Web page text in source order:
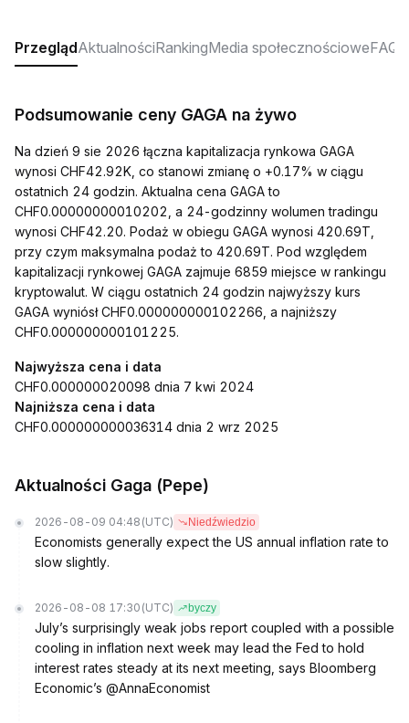
PrzeglądAktualnościRankingMedia społecznościoweFAQ
Podsumowanie ceny GAGA na żywo
Na dzień 9 sie 2026 łączna kapitalizacja rynkowa GAGA
wynosi CHF42.92K, co stanowi zmianę o +0.17% w ciągu
ostatnich 24 godzin. Aktualna cena GAGA to
CHF0.00000000010202, a 24-godzinny wolumen tradingu
wynosi CHF42.20. Podaż w obiegu GAGA wynosi 420.69T,
przy czym maksymalna podaż to 420.69T. Pod względem
kapitalizacji rynkowej GAGA zajmuje 6859 miejsce w rankingu
kryptowalut. W ciągu ostatnich 24 godzin najwyższy kurs
GAGA wyniósł CHF0.000000000102266, a najniższy
CHF0.000000000101225.
Najwyższa cena i data
CHF0.000000020098 dnia 7 kwi 2024
Najniższa cena i data
CHF0.000000000036314 dnia 2 wrz 2025
Aktualności Gaga (Pepe)
2026-08-09 04:48 (UTC) Niedźwiedzio
Economists generally expect the US annual inflation rate to
slow slightly.
2026-08-08 17:30 (UTC) byczy
July’s surprisingly weak jobs report coupled with a possible
cooling in inflation next week may lead the Fed to hold
interest rates steady at its next meeting, says Bloomberg
Economic’s @AnnaEconomist